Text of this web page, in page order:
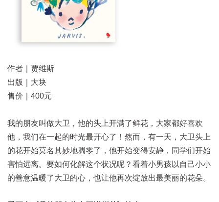
作者｜贾维斯
出版｜大块
售价｜400元
我的朋友叫做大卫，他的头上开满了鲜花，大家都好喜欢
他，我们在一起的时光最开心了！然而，有一天，大卫头上
的花开始莫名其妙地凋零了，他开始变得安静，同学们开始
害怕远离。要如何化解这个状况呢？看着小男孩以自己小小
的善意温暖了大卫的心，也让他再次绽放出最美丽的花朵。